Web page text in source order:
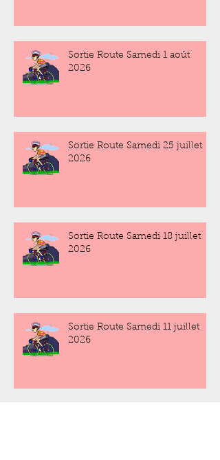
Sortie Route Samedi 1 août
2026
Sortie Route Samedi 25 juillet
2026
Sortie Route Samedi 18 juillet
2026
Sortie Route Samedi 11 juillet
2026